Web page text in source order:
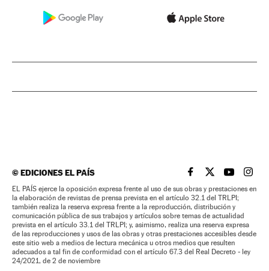
©EDICIONES EL PAÍS EL PAÍS BRASIL EN
EL PAÍSEL PAÍS
EL
EL PAÍS ejerce la oposición expresa frente al uso de sus obras y prestaciones en
la elaboración de revistas de prensa prevista en el artículo 32.1 del TRLPI;
también realiza la reserva expresa frente a la reproducción, distribución y
comunicación pública de sus trabajos y artículos sobre temas de actualidad
prevista en el artículo 33.1 del TRLPI; y, asimismo, realiza una reserva expresa
de las reproducciones y usos de las obras y otras prestaciones accesibles desde
este sitio web a medios de lectura mecánica u otros medios que resulten
adecuados a tal fin de conformidad con el artículo 67.3 del Real Decreto - ley
24/2021, de 2 de noviembre